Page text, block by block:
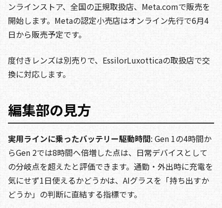
ンラインストア、全国の正規取扱店、Meta.comで販売を
開始します。Metaの認定小売店はオンライン先行で6月4
日から販売予定です。
度付きレンズは別売りで、EssilorLuxotticaの取扱店で交
換に対応します。
編集部の見方
実用ラインに乗ったバッテリー駆動時間: Gen 1の4時間か
らGen 2では8時間へ倍増した点は、日常デバイスとして
の分岐点を超えたと評価できます。通勤・外出時に充電を
気にせず1日使えるかどうかは、AIグラスを「持ち出すか
どうか」の判断に直結する指標です。